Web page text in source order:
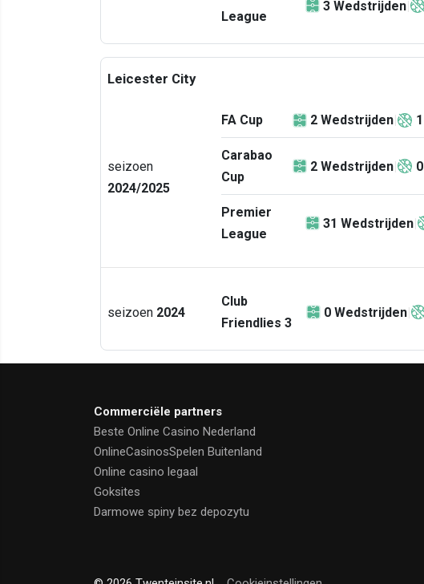
League
3 Wedstrijden
Leicester City
seizoen
2024/2025
FA Cup 2 Wedstrijden 1
Carabao
Cup
2 Wedstrijden 0
Premier
League
31 Wedstrijden
seizoen 2024
Club
Friendlies 3
0 Wedstrijden
Commerciële partners
Beste Online Casino Nederland
OnlineCasinosSpelen Buitenland
Online casino legaal
Goksites
Darmowe spiny bez depozytu